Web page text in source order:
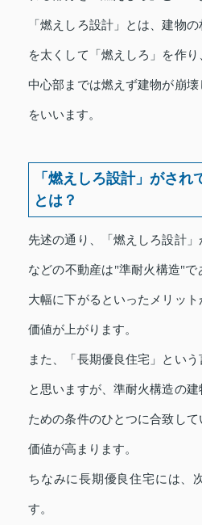
「燃えしろ設計」とは、建物
を太くして「燃えしろ」を作
中心部までは燃えず建物が崩
をいいます。
「燃えしろ設計」がさ
とは？
先述の通り、「燃えしろ設計
などの不動産は"準耐火構造"
大幅に下がるといったメリッ
価値が上がります。
また、「長期優良住宅」とい
と思いますが、準耐火構造の
ための条件のひとつに合致し
価値が高まります。
ちなみに長期優良住宅には、
す。